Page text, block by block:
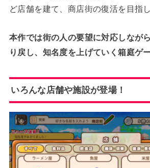
ど店舗を建て、商店街の復活を目指
本作では街の人の要望に対応しなが
り戻し、知名度を上げていく箱庭ゲ
いろんな店舗や施設が登場！